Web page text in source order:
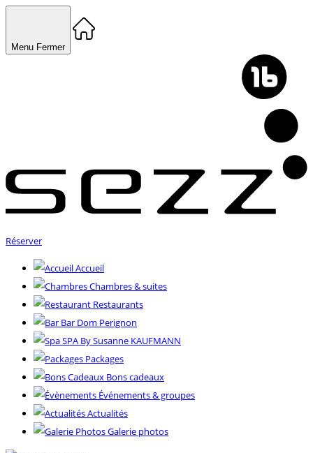
Menu Fermer
Réserver
Accueil
Chambres & suites
Restaurants
Bar Dom Perignon
SPA By Susanne KAUFMANN
Packages
Bons cadeaux
Événements & groupes
Actualités
Galerie photos